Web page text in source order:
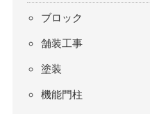
ブロック
舗装工事
塗装
機能門柱